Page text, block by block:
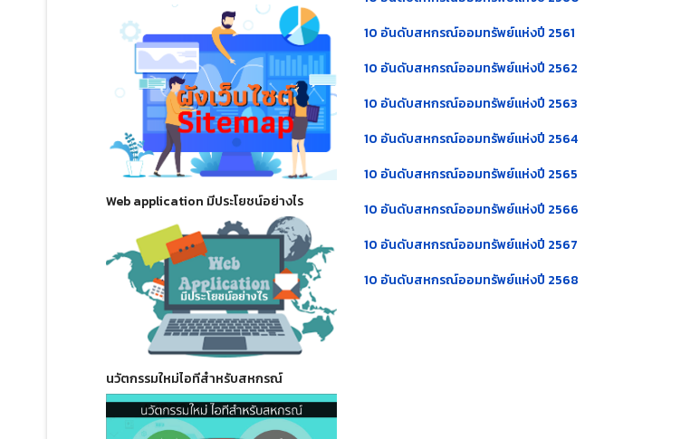
Web application มีประโยชน์อย่างไร
นวัตกรรมใหม่ไอทีสำหรับสหกรณ์
10 อันดับสหกรณ์ออมทรัพย์แห่งปี 2561
10 อันดับสหกรณ์ออมทรัพย์แห่งปี 2562
10 อันดับสหกรณ์ออมทรัพย์แห่งปี 2563
10 อันดับสหกรณ์ออมทรัพย์แห่งปี 2564
10 อันดับสหกรณ์ออมทรัพย์แห่งปี 2565
10 อันดับสหกรณ์ออมทรัพย์แห่งปี 2566
10 อันดับสหกรณ์ออมทรัพย์แห่งปี 2567
10 อันดับสหกรณ์ออมทรัพย์แห่งปี 2568